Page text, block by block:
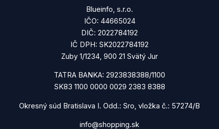
Blueinfo, s.r.o.
IČO: 44665024
DIČ: 2022784192
IČ DPH: SK2022784192
Zuby 1/1234, 900 21 Svätý Jur
TATRA BANKA: 2923838388/1100
SK83 1100 0000 0029 2383 8388
Okresný súd Bratislava I. Odd.: Sro, vložka č.: 57274/B
info@shopping.sk